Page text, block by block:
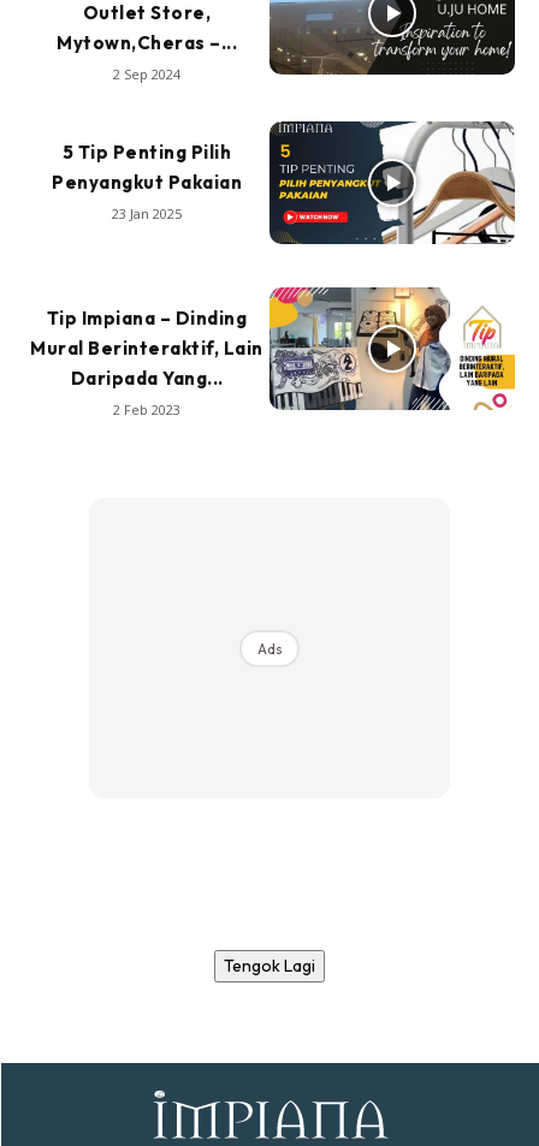
Outlet Store,
Mytown,Cheras –...
2 Sep 2024
5 Tip Penting Pilih
Penyangkut Pakaian
23 Jan 2025
Tip Impiana – Dinding
Mural Berinteraktif, Lain
Daripada Yang...
2 Feb 2023
Ads
Tengok Lagi